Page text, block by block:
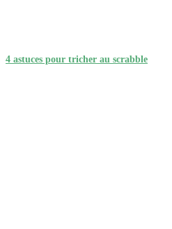
4 astuces pour tricher au scrabble